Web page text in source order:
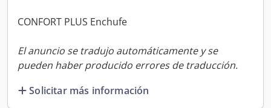
CONFORT PLUS Enchufe
El anuncio se tradujo automáticamente y se
pueden haber producido errores de traducción.
Solicitar más información